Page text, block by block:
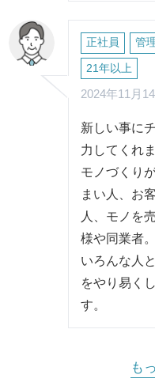
正社員 管
21年以上
2024年11月
新しい事に
力してくれま
モノづくり
まい人、お
人、モノを
様や同業者。
いろんな人
をやり易く
す。
も